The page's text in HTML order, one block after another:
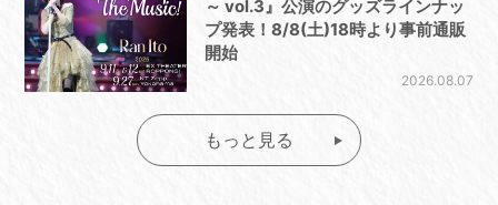
～ vol.3』公演のグッズラインナッ
プ発表！8/8(土)18時より事前通販
開始
2026.08.07
もっと見る